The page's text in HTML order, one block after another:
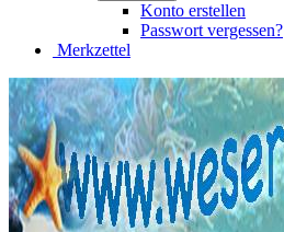
Konto erstellen
Passwort vergessen?
Merkzettel